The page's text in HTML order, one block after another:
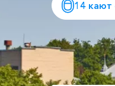
14 кают